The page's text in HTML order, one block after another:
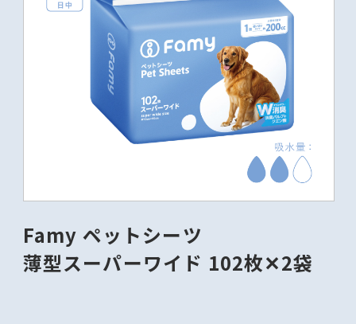
Famy ペットシーツ
薄型スーパーワイド 102枚✕2袋